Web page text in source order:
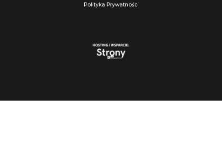
Polityka Prywatności